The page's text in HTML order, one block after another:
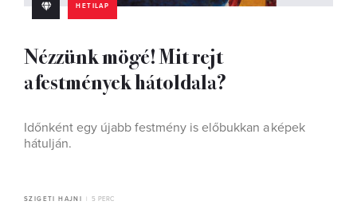
HETILAP
Nézzünk mögé! Mit rejt
a festmények hátoldala?
Időnként egy újabb festmény is előbukkan a képek
hátulján.
SZIGETI HAJNI 5 PERC